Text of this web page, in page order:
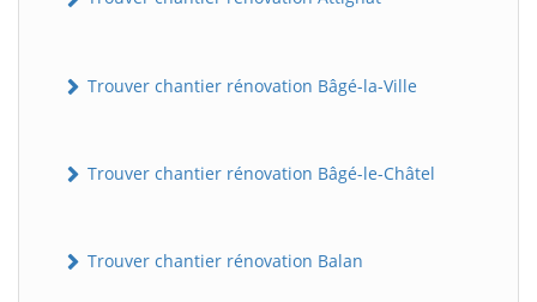
Trouver chantier rénovation Bâgé-la-Ville
Trouver chantier rénovation Bâgé-le-Châtel
Trouver chantier rénovation Balan